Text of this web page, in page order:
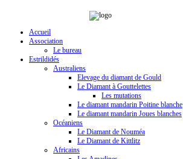
Accueil
Association
Le bureau
Estrildidés
Australiens
Elevage du diamant de Gould
Le Diamant à Gouttelettes
Les mutations
Le diamant mandarin Poitine blanche
Le diamant mandarin Joues blanches
Océaniens
Le Diamant de Nouméa
Le Diamant de Kittlitz
Africains